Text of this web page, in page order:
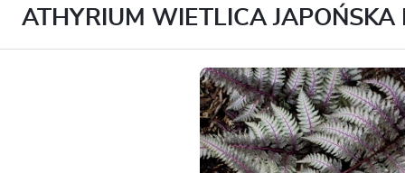
CEBULKI I SADZONKI WARZYW
SADZONKI TRAW OZDOBNYCH
CEBULKI I SADZONKI WARZYW
ATHYRIUM WIETLICA JAPOŃSKA